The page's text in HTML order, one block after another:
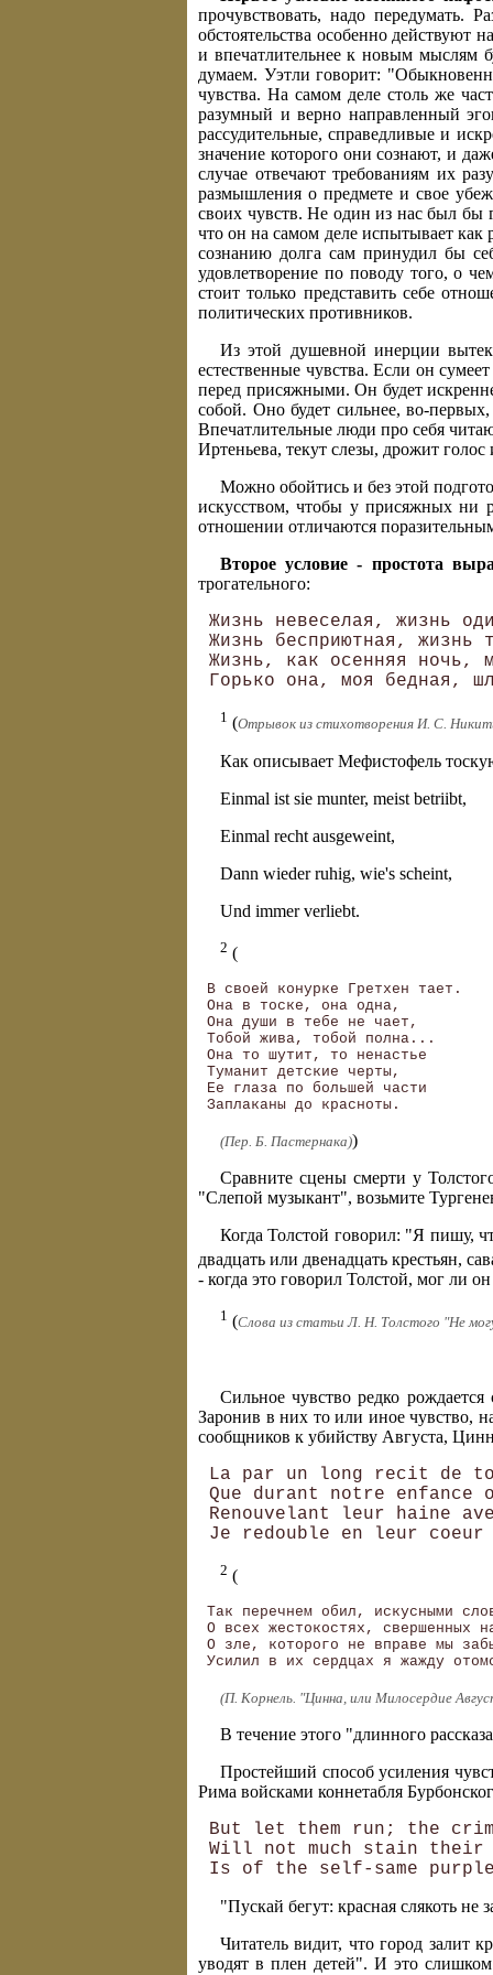
прочувствовать, надо передумать.
обстоятельства особенно действуют
и впечатлительнее к новым мыслям
думаем. Уэтли говорит:
чувства. На самом деле столь же
разумный и верно направленный
рассудительные, справедливые и
значение которого они сознают, и
случае отвечают требованиям их
размышления о предмете и свое
своих чувств. Не один из нас был бы
что он на самом деле испытывает
сознанию долга сам принудил бы
удовлетворение по поводу того, о
стоит только представить себе
политических противников.
Из этой душевной инерции
естественные чувства. Если он
перед присяжными. Он будет
собой. Оно будет сильнее, во-
Впечатлительные люди про себя
Иртеньева, текут слезы, дрожит
Можно обойтись и без этой
искусством, чтобы у присяжных ни
отношении отличаются
Второе условие - простота
трогательного:
Жизнь невеселая, жизнь
Жизнь бесприютная, жизнь
Жизнь, как осенняя ночь,
1 (Отрывок из стихотворения И. С.
Как описывает Мефистофель
Einmal ist sie munter, meist betriibt,
Einmal recht ausgeweint,
Dann wieder ruhig, wie's scheint,
Und immer verliebt.
2 (
В своей конурке Гретхен тает.
Она в тоске, она одна,
Она души в тебе не чает,
Тобой жива, тобой полна...
Она то шутит, то ненастье
Туманит детские черты,
Ее глаза по большей части
(Пер. Б. Пастернака))
Сравните сцены смерти у
"Слепой музыкант", возьмите
Когда Толстой говорил: "Я пишу,
двадцать или двенадцать крестьян,
- когда это говорил Толстой, мог ли
1 (Слова из статьи Л. Н. Толстого "Не
Сильное чувство редко
Заронив в них то или иное чувство,
сообщников к убийству Августа,
La par un long recit de
Que durant notre enfance
Renouvelant leur haine
2 (
Так перечнем обил, искусными
О всех жестокостях, свершенных
О зле, которого не вправе мы
(П. Корнель. "Цинна, или Милосердие
В течение этого "длинного
Простейший способ усиления
Рима войсками коннетабля
But let them run; the
Will not much stain their
"Пускай бегут: красная слякоть не
Читатель видит, что город залит
уводят в плен детей". И это